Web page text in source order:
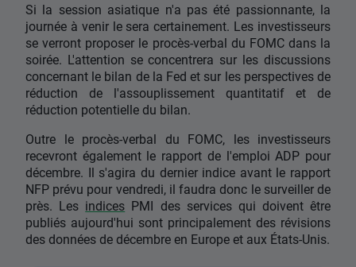
Si la session asiatique n'a pas été passionnante, la
journée à venir le sera certainement. Les investisseurs
se verront proposer le procès-verbal du FOMC dans la
soirée. L'attention se concentrera sur les discussions
concernant le bilan de la Fed et sur les perspectives de
réduction de l'assouplissement quantitatif et de
réduction potentielle du bilan.
Outre le procès-verbal du FOMC, les investisseurs
recevront également le rapport de l'emploi ADP pour
décembre. Il s'agira du dernier indice avant le rapport
NFP prévu pour vendredi, il faudra donc le surveiller de
près. Les indices PMI des services qui doivent être
publiés aujourd'hui sont principalement des révisions
des données de décembre en Europe et aux États-Unis.